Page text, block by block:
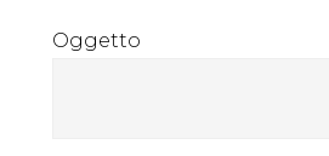
Oggetto